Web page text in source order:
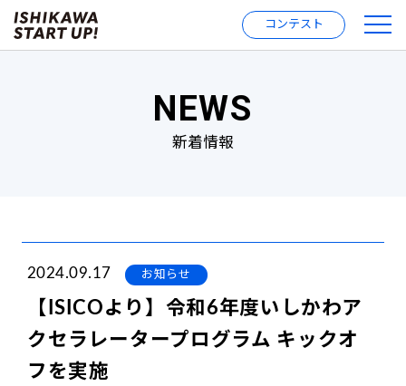
コンテスト
NEWS
新着情報
2024.09.17 お知らせ
【ISICOより】令和6年度いしかわア
クセラレータープログラム キックオ
フを実施